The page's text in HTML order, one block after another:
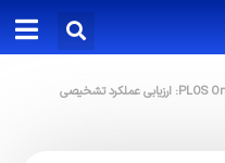
‏‏‏با افتخار اعلام می‌کنیم، انتشار مقاله ما در مجله ‎PLOS One‎: ارزیابی عملکرد تشخیصی